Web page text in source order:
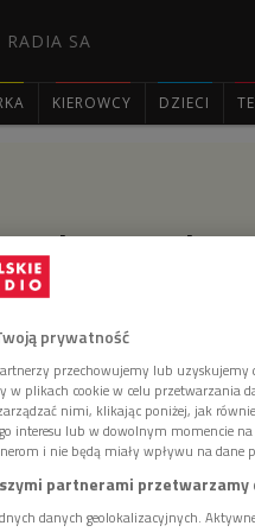
RADIA SA
KIEROWCY DZIECI
za
Narodzenia w
różnią się od świąt
na mapie Włoch i
i panujące tam
prywatność
przechowujemy lub
w plikach cookie w celu przetwarzania
nimi, klikając poniżej, jak
interesu lub w dowolnym momencie
i nie będą miały wpływu na dane
partnerami przetwarzamy
danych geolokalizacyjnych.